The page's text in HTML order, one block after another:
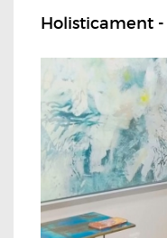
Holisticament